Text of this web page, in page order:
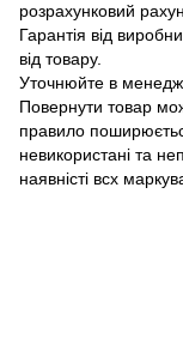
розрахунковий
Гарантія від
від товару.
Уточнюйте в
Повернути товар
правило
невикористані та
наявністі всх